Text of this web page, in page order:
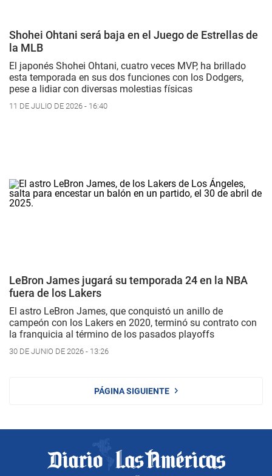
Shohei Ohtani será baja en el Juego de Estrellas de
la MLB
El japonés Shohei Ohtani, cuatro veces MVP, ha brillado
esta temporada en sus dos funciones con los Dodgers,
pese a lidiar con diversas molestias físicas
11 DE JULIO DE 2026 - 16:40
LeBron James jugará su temporada 24 en la NBA
fuera de los Lakers
El astro LeBron James, que conquistó un anillo de
campeón con los Lakers en 2020, terminó su contrato con
la franquicia al término de los pasados playoffs
30 DE JUNIO DE 2026 - 13:26
PÁGINA SIGUIENTE